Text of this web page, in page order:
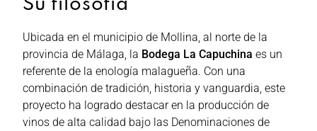
Su filosofía
Ubicada en el municipio de Mollina, al norte de la
provincia de Málaga, la Bodega La Capuchina es un
referente de la enología malagueña. Con una
combinación de tradición, historia y vanguardia, este
proyecto ha logrado destacar en la producción de
vinos de alta calidad bajo las Denominaciones de